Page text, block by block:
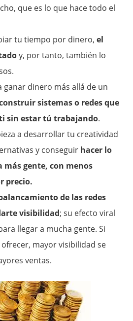
que es lo que hace todo el
tu tiempo por dinero,el
y, por tanto, también lo
ganar dinero más allá de un
sistemas o redes que
sin estar tú trabajando.
a desarrollar tu creatividad
y conseguir hacer lo
más gente, con menos
precio.
de las redes
visibilidad; su efecto viral
llegar a mucha gente. Si
mayor visibilidad se
ventas.